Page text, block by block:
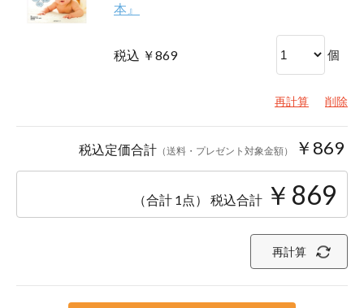
本』
税込 ￥869 個
再計算 削除
税込定価合計 （送料・プレゼント対象金額） ￥869
（合計 1点） 税込合計 ￥869
再計算